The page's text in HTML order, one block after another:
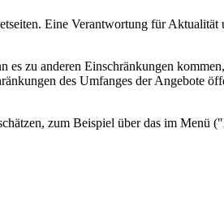
Eine Verantwortung für
es zu anderen Einschränkungen
des Umfanges der Angebote
zum Beispiel über das im Menü